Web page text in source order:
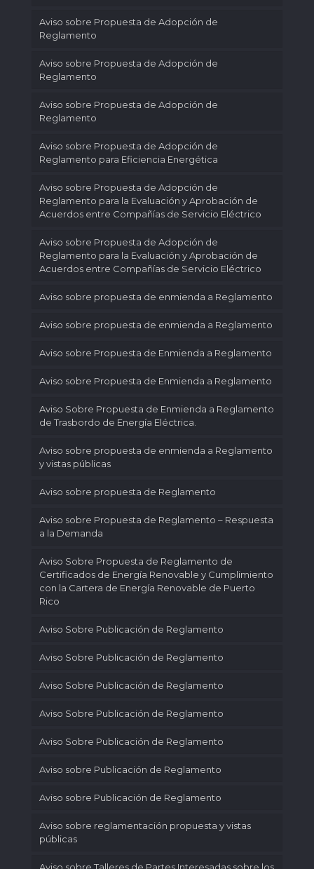
Aviso sobre Propuesta de Adopción de
Reglamento
Aviso sobre Propuesta de Adopción de
Reglamento
Aviso sobre Propuesta de Adopción de
Reglamento
Aviso sobre Propuesta de Adopción de
Reglamento para Eficiencia Energética
Aviso sobre Propuesta de Adopción de
Reglamento para la Evaluación y Aprobación de
Acuerdos entre Compañías de Servicio Eléctrico
Aviso sobre Propuesta de Adopción de
Reglamento para la Evaluación y Aprobación de
Acuerdos entre Compañías de Servicio Eléctrico
Aviso sobre propuesta de enmienda a Reglamento
Aviso sobre propuesta de enmienda a Reglamento
Aviso sobre Propuesta de Enmienda a Reglamento
Aviso sobre Propuesta de Enmienda a Reglamento
Aviso Sobre Propuesta de Enmienda a Reglamento
de Trasbordo de Energía Eléctrica.
Aviso sobre propuesta de enmienda a Reglamento
y vistas públicas
Aviso sobre propuesta de Reglamento
Aviso sobre Propuesta de Reglamento – Respuesta
a la Demanda
Aviso Sobre Propuesta de Reglamento de
Certificados de Energía Renovable y Cumplimiento
con la Cartera de Energía Renovable de Puerto
Rico
Aviso Sobre Publicación de Reglamento
Aviso Sobre Publicación de Reglamento
Aviso Sobre Publicación de Reglamento
Aviso Sobre Publicación de Reglamento
Aviso Sobre Publicación de Reglamento
Aviso sobre Publicación de Reglamento
Aviso sobre Publicación de Reglamento
Aviso sobre reglamentación propuesta y vistas
públicas